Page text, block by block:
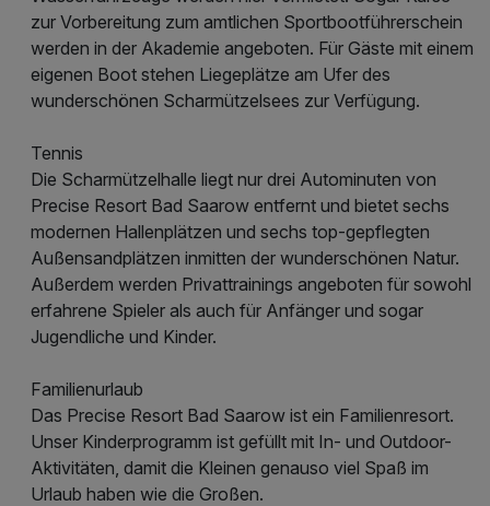
zur Vorbereitung zum amtlichen Sportbootführerschein
werden in der Akademie angeboten. Für Gäste mit einem
eigenen Boot stehen Liegeplätze am Ufer des
wunderschönen Scharmützelsees zur Verfügung.
Tennis
Die Scharmützelhalle liegt nur drei Autominuten von
Precise Resort Bad Saarow entfernt und bietet sechs
modernen Hallenplätzen und sechs top-gepflegten
Außensandplätzen inmitten der wunderschönen Natur.
Außerdem werden Privattrainings angeboten für sowohl
erfahrene Spieler als auch für Anfänger und sogar
Jugendliche und Kinder.
Familienurlaub
Das Precise Resort Bad Saarow ist ein Familienresort.
Unser Kinderprogramm ist gefüllt mit In- und Outdoor-
Aktivitäten, damit die Kleinen genauso viel Spaß im
Urlaub haben wie die Großen.